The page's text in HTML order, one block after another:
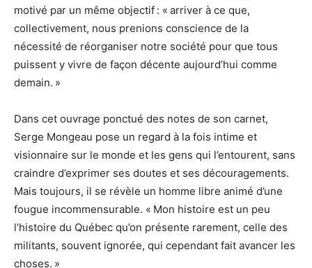
motivé par un même objectif : « arriver à ce que,
collectivement, nous prenions conscience de la
nécessité de réorganiser notre société pour que tous
puissent y vivre de façon décente aujourd’hui comme
demain. »
Dans cet ouvrage ponctué des notes de son carnet,
Serge Mongeau pose un regard à la fois intime et
visionnaire sur le monde et les gens qui l’entourent, sans
craindre d’exprimer ses doutes et ses découragements.
Mais toujours, il se révèle un homme libre animé d’une
fougue incommensurable. « Mon histoire est un peu
l’histoire du Québec qu’on présente rarement, celle des
militants, souvent ignorée, qui cependant fait avancer les
choses. »